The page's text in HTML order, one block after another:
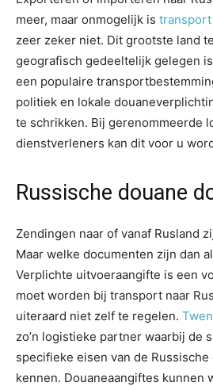
meer, maar onmogelijk is transport
zeer zeker niet. Dit grootste land
geografisch gedeeltelijk gelegen
een populaire
politiek en lokale
te schrikken. Bij gerenommeerde
dienstverleners kan dit voor u
Russische douane
Zendingen naar of vanaf Rusland
Maar welke documenten zijn dan
Verplichte uitvoeraangifte is een
moet worden bij transport naar
uiteraard niet zelf te regelen.
zo’n logistieke partner waarbij de
specifieke eisen van de
kennen. Douaneaangiftes kunnen